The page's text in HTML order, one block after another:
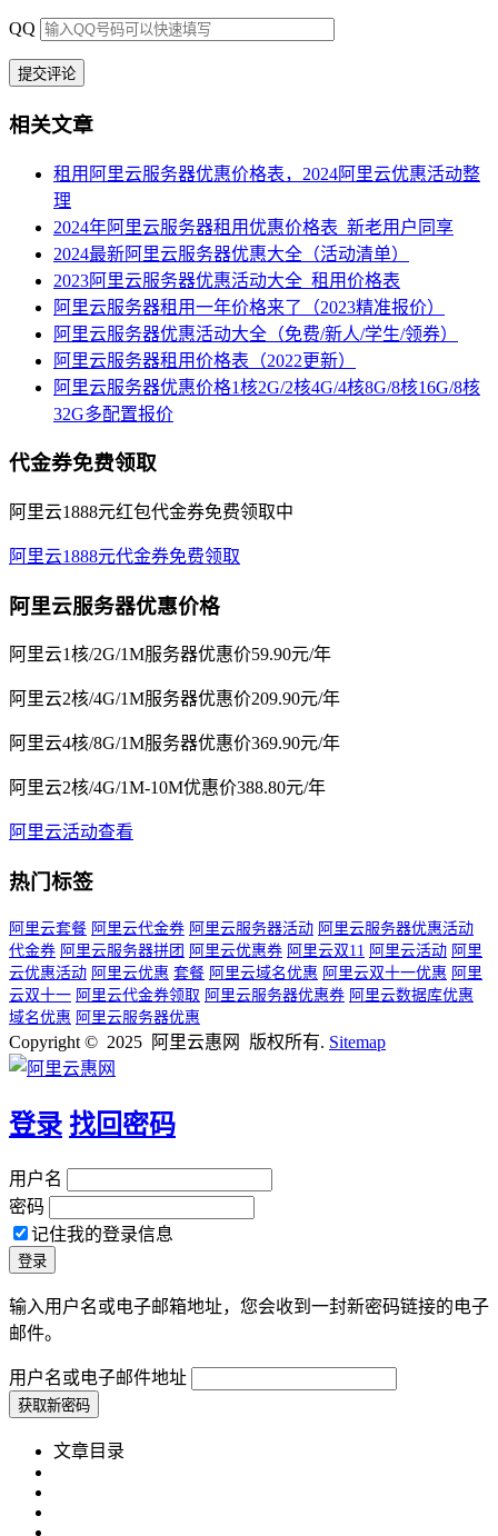
QQ
相关文章
租用阿里云服务器优惠价格表，2024阿里云优惠活动整
理
2024年阿里云服务器租用优惠价格表_新老用户同享
2024最新阿里云服务器优惠大全（活动清单）
2023阿里云服务器优惠活动大全_租用价格表
阿里云服务器租用一年价格来了（2023精准报价）
阿里云服务器优惠活动大全（免费/新人/学生/领券）
阿里云服务器租用价格表（2022更新）
阿里云服务器优惠价格1核2G/2核4G/4核8G/8核16G/8核
32G多配置报价
代金券免费领取
阿里云1888元红包代金券免费领取中
阿里云1888元代金券免费领取
阿里云服务器优惠价格
阿里云1核/2G/1M服务器优惠价59.90元/年
阿里云2核/4G/1M服务器优惠价209.90元/年
阿里云4核/8G/1M服务器优惠价369.90元/年
阿里云2核/4G/1M-10M优惠价388.80元/年
阿里云活动查看
热门标签
阿里云套餐 阿里云代金券 阿里云服务器活动 阿里云服务器优惠活动
代金券 阿里云服务器拼团 阿里云优惠券 阿里云双11 阿里云活动 阿里
云优惠活动 阿里云优惠 套餐 阿里云域名优惠 阿里云双十一优惠 阿里
云双十一 阿里云代金券领取 阿里云服务器优惠券 阿里云数据库优惠
域名优惠 阿里云服务器优惠
Copyright © 2025 阿里云惠网 版权所有. Sitemap
登录 找回密码
用户名
密码
记住我的登录信息
输入用户名或电子邮箱地址，您会收到一封新密码链接的电子
邮件。
用户名或电子邮件地址
文章目录